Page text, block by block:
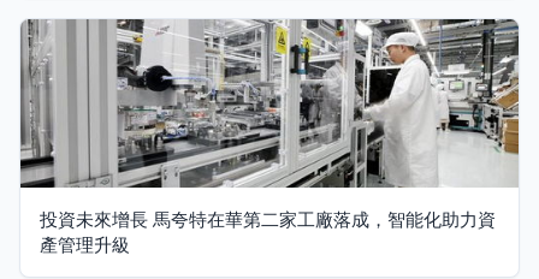
投資未來增長 馬夸特在華第二家工廠落成，智能化助力資
產管理升級